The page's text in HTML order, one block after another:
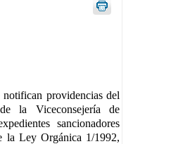
providencias del
la Viceconsejería de
sancionadores
la Ley Orgánica 1/1992,